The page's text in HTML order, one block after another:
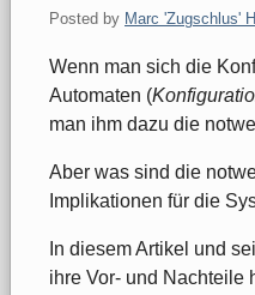
Posted by Marc 'Zugschlus'
Wenn man sich die
Automaten (
man ihm dazu die
Aber was sind die
Implikationen für die
In diesem Artikel und
ihre Vor- und Nachteile